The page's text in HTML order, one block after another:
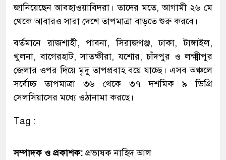
জানিয়েছেন আবহাওয়াবিদরা। তাদের মতে, আগামী ২৬ মে
থেকে আবারও সারা দেশে তাপমাত্রা বাড়তে শুরু করবে।
বর্তমানে রাজশাহী, পাবনা, সিরাজগঞ্জ, ঢাকা, টাঙ্গাইল,
খুলনা, বাগেরহাট, সাতক্ষীরা, যশোর, চাঁদপুর ও লক্ষ্মীপুর
জেলার ওপর দিয়ে মৃদু তাপপ্রবাহ বয়ে যাচ্ছে। এসব অঞ্চলে
সর্বোচ্চ তাপমাত্রা ৩৬ থেকে ৩৭ দশমিক ৯ ডিগ্রি
সেলসিয়াসের মধ্যে ওঠানামা করছে।
Tag :
সম্পাদক ও প্রকাশক: প্রভাষক নাহিদ আল